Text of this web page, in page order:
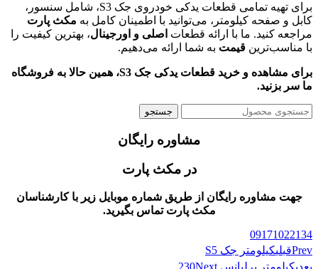
برای تهیه تمامی قطعات یدکی خودروی جک S3، شامل سنسور،
کابل و صفحه کیلومتر، می‌توانید با اطمینان کامل به مکث پارت
مراجعه کنید. ما با ارائه قطعات اصلی و اورجینال، بهترین کیفیت را
با مناسب‌ترین قیمت به شما ارائه می‌دهیم.
برای مشاهده و خرید قطعات یدکی جک S3، همین حالا به فروشگاه
ما سر بزنید.
جستجو
مشاوره رایگان
در مکث پارت
جهت مشاوره رایگان از طریق شماره موبایل زیر با کارشناسان
مکث پارت تماس بگیرید.
09171022134
Prevقبلیکیلومتر جک S5